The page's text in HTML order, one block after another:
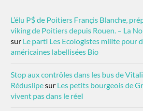
L’élu P$ de Poitiers Françis Blanche,
viking de Poitiers depuis Rouen. – La
sur Le parti Les Ecologistes milite pour
américaines labellisées Bio
Stop aux contrôles dans les bus de
Réduslipesur Les petits bourgeois de
vivent pas dans le réel